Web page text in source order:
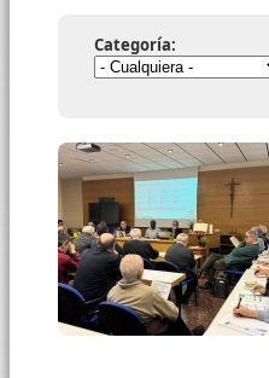
Categoría: